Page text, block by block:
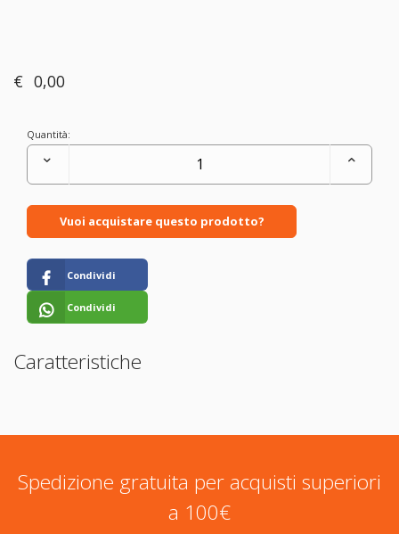
€ 0,00
Quantità:
Vuoi acquistare questo prodotto?
Condividi
Condividi
Caratteristiche
Spedizione gratuita per acquisti superiori
a 100€